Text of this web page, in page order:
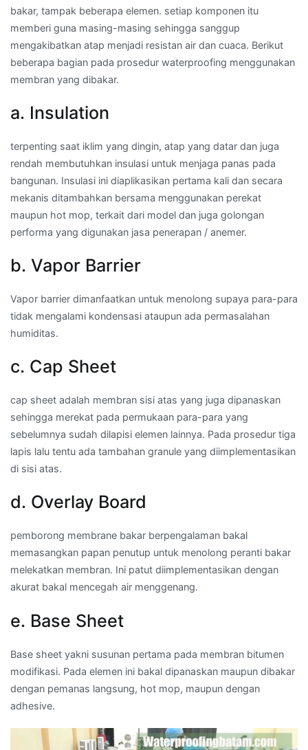
bakar, tampak beberapa elemen. setiap komponen itu
memberi guna masing-masing sehingga sanggup
mengakibatkan atap menjadi resistan air dan cuaca. Berikut
beberapa bagian pada prosedur waterproofing menggunakan
membran yang dibakar.
a. Insulation
terpenting saat iklim yang dingin, atap yang datar dan juga
rendah membutuhkan insulasi untuk menjaga panas pada
bangunan. Insulasi ini diaplikasikan pertama kali dan secara
mekanis ditambahkan bersama menggunakan perekat
maupun hot mop, terkait dari model dan juga golongan
performa yang digunakan jasa penerapan / anemer.
b. Vapor Barrier
Vapor barrier dimanfaatkan untuk menolong supaya para-para
tidak mengalami kondensasi ataupun ada permasalahan
humiditas.
c. Cap Sheet
cap sheet adalah membran sisi atas yang juga dipanaskan
sehingga merekat pada permukaan para-para yang
sebelumnya sudah dilapisi elemen lainnya. Pada prosedur tiga
lapis lalu tentu ada tambahan granule yang diimplementasikan
di sisi atas.
d. Overlay Board
pemborong membrane bakar berpengalaman bakal
memasangkan papan penutup untuk menolong peranti bakar
melekatkan membran. Ini patut diimplementasikan dengan
akurat bakal mencegah air menggenang.
e. Base Sheet
Base sheet yakni susunan pertama pada membran bitumen
modifikasi. Pada elemen ini bakal dipanaskan maupun dibakar
dengan pemanas langsung, hot mop, maupun dengan
adhesive.